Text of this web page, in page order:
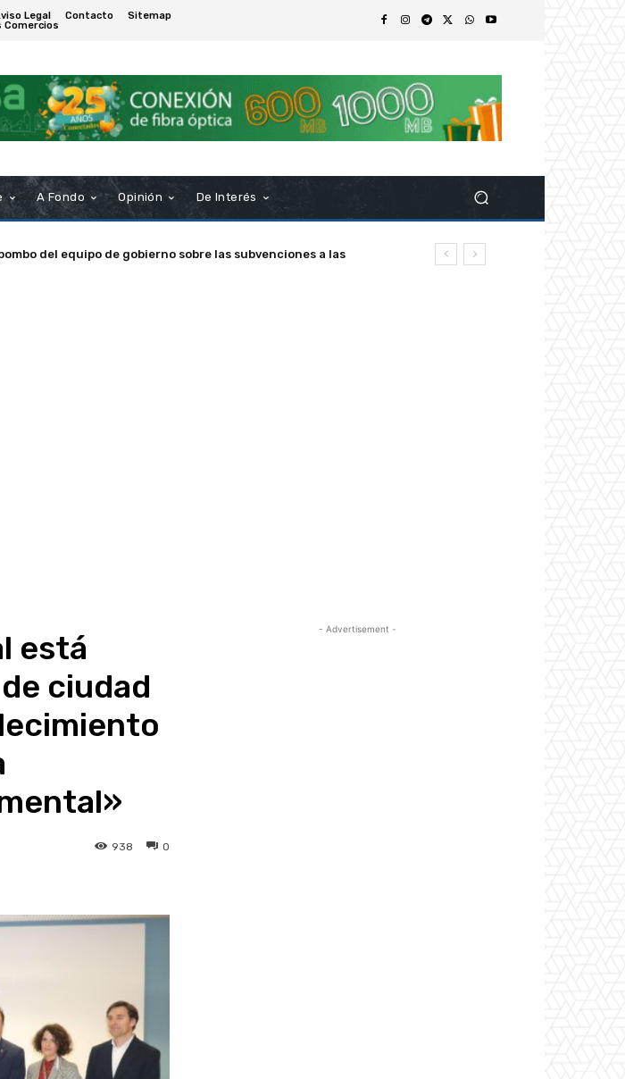
Legal Contacto
Sitemap
Comercios
A Fondo Opinión De Interés
del equipo de gobierno sobre las subvenciones a las
de Honor a Manuel Rosendo Sánchez
está
ciudad
0
938
- Advertisement -